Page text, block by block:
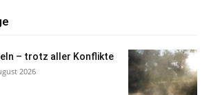
– trotz aller Konflikte
2026